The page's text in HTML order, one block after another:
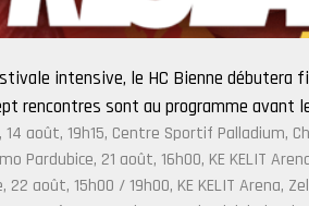
intensive, le HC Bienne débutera
rencontres sont au programme avant
14 août, 19h15, Centre Sportif Palladium,
Pardubice, 21 août, 16h00, KE KELIT
août, 15h00 / 19h00, KE KELIT Arena,